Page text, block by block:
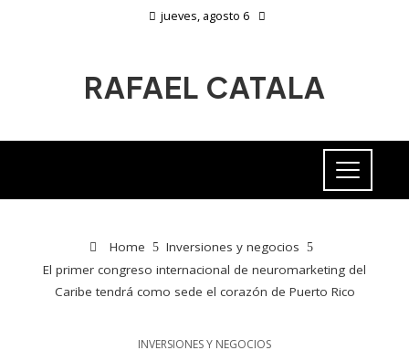
jueves, agosto 6
RAFAEL CATALA
Home
Inversiones y negocios
El primer congreso internacional de neuromarketing del
Caribe tendrá como sede el corazón de Puerto Rico
INVERSIONES Y NEGOCIOS